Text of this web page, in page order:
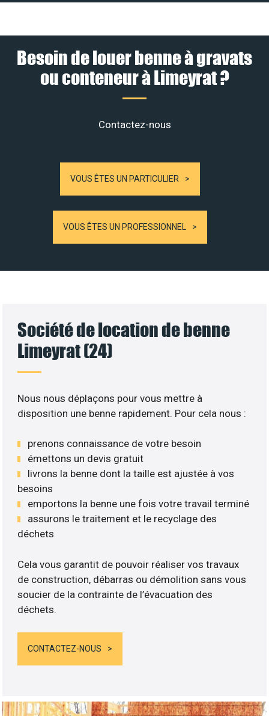
Besoin de louer benne à gravats
ou conteneur à Limeyrat ?
Contactez-nous
VOUS ÊTES UN PARTICULIER
VOUS ÊTES UN PROFESSIONNEL
Société de location de benne
Limeyrat (24)
Nous nous déplaçons pour vous mettre à
disposition une benne rapidement. Pour cela nous :
prenons connaissance de votre besoin
émettons un devis gratuit
livrons la benne dont la taille est ajustée à vos
besoins
emportons la benne une fois votre travail terminé
assurons le traitement et le recyclage des
déchets
Cela vous garantit de pouvoir réaliser vos travaux
de construction, débarras ou démolition sans vous
soucier de la contrainte de l’évacuation des
déchets.
CONTACTEZ-NOUS